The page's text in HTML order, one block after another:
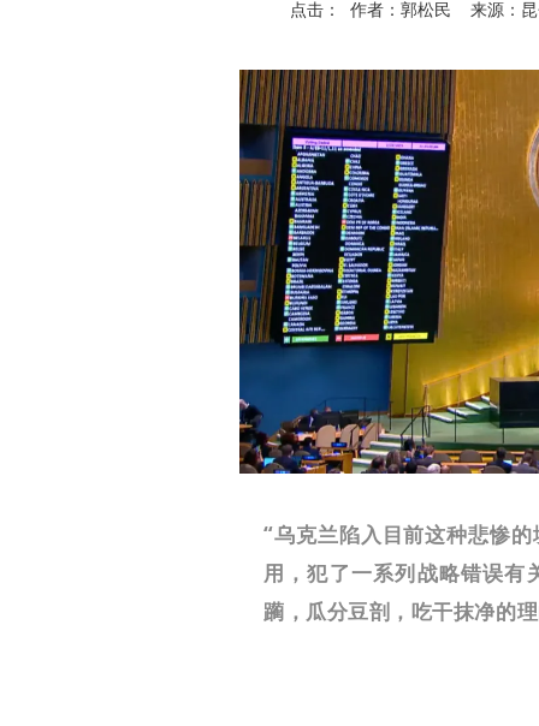
点击： 作者：郭松民 来源：昆
“乌克兰陷入目前这种悲惨
用，犯了一系列战略错误有
躏，瓜分豆剖，吃干抹净的